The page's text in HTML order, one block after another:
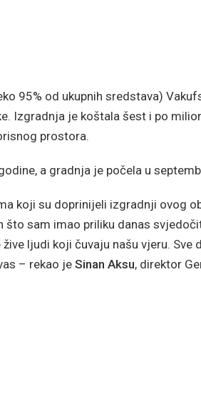
95% od ukupnih sredstava)
Izgradnja je koštala šest i po
prostora.
a gradnja je počela u
koji su doprinijeli izgradnji ovog
sam imao priliku danas
ljudi koji čuvaju našu vjeru.
– rekao jeSinan Aksu, direktor